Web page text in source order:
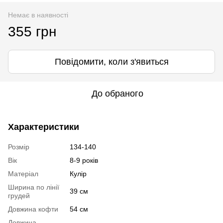
Немає в наявності
355 грн
Повідомити, коли з'явиться
До обраного
Характеристики
Розмір
134-140
Вік
8-9 років
Матеріал
Кулір
Ширина по лінії
грудей
39 см
Довжина кофти
54 см